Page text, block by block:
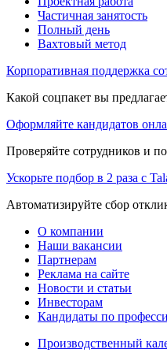
Частичная занятость
Полный день
Вахтовый метод
Корпоративная поддержка
Какой соцпакет вы
Оформляйте кандидатов
Проверяйте сотрудников и
Ускорьте подбор в 2 раза с
Автоматизируйте сбор
О компании
Наши вакансии
Партнерам
Реклама на сайте
Новости и статьи
Инвесторам
Кандидаты по
Производственный